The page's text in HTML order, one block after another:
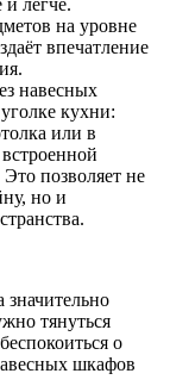
и легче.
на уровне
впечатление
навесных
кухни:
или в
позволяет не
но и
значительно
тянуться
о
шкафов